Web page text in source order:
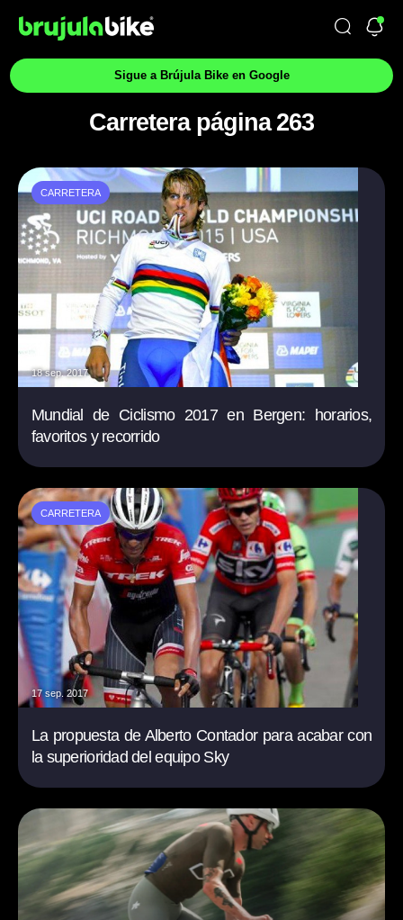
Sigue a Brújula Bike en Google
Carretera página 263
CARRETERA
18 sep. 2017
Mundial de Ciclismo 2017 en Bergen: horarios,
favoritos y recorrido
CARRETERA
17 sep. 2017
La propuesta de Alberto Contador para acabar con
la superioridad del equipo Sky